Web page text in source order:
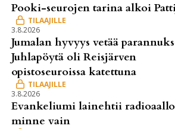
Pooki-seurojen tarina alkoi
3.8.2026
Jumalan hyvyys vetää
Juhlapöytä oli Reisjärven
opistoseuroissa katettuna
3.8.2026
Evankeliumi lainehtii
minne vain